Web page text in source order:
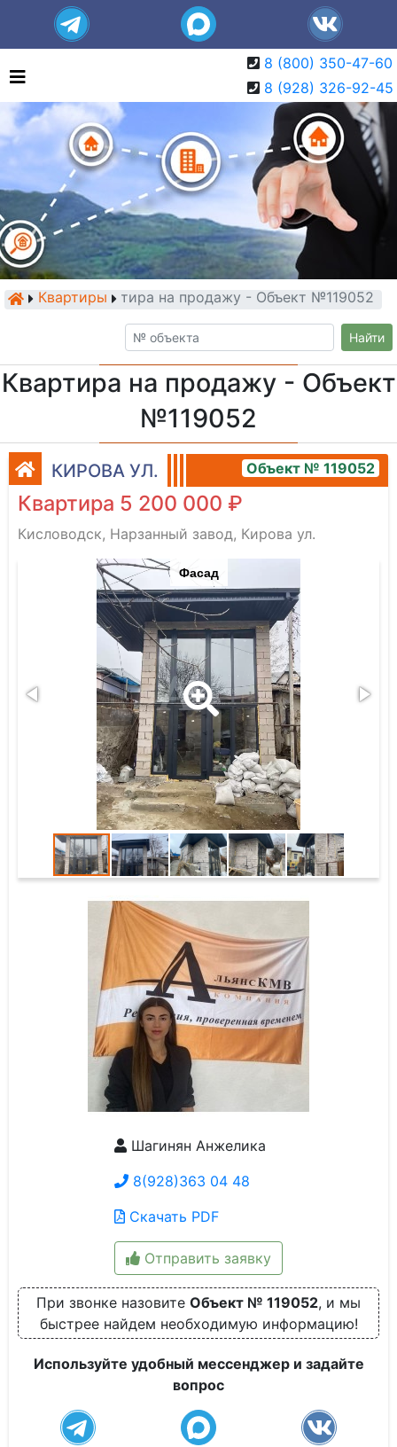
8 (800) 350-47-60
8 (928) 326-92-45
КвартирыКвартира на продажу - Объект №119052
Найти
Квартира на продажу - Объект
№119052
КИРОВА УЛ. Объект № 119052
Квартира 5 200 000 ₽
Кисловодск, Нарзанный завод, Кирова ул.
Фасад
Шагинян Анжелика
8(928)363 04 48
Скачать PDF
Отправить заявку
При звонке назовите Объект № 119052, и мы
быстрее найдем необходимую информацию!
Используйте удобный мессенджер и задайте
вопрос